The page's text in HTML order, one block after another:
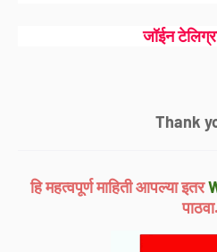
जॉईन
Thank
हि महत्वपूर्ण माहिती आपल्या इतर
पाठवा.